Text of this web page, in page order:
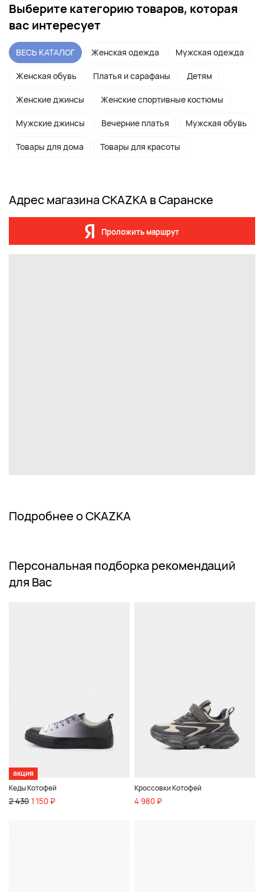
Выберите категорию товаров, которая
вас интересует
ВЕСЬ КАТАЛОГ Женская одежда Мужская одежда
Женская обувь Платья и сарафаны Детям
Женские джинсы Женские спортивные костюмы
Мужские джинсы Вечерние платья Мужская обувь
Товары для дома Товары для красоты
Адрес магазина СКАZКА в Саранске
Проложить маршрут
Подробнее о СКАZКА
Персональная подборка рекомендаций
для Вас
акция
Кеды Котофей
2 430 1 150 ₽
Кроссовки Котофей
4 980 ₽